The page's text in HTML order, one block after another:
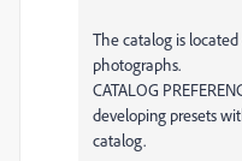
The catalog is
photographs.
CATALOG
developing presets
catalog.